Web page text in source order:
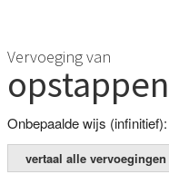
Vervoeging van
opstappen
Onbepaalde wijs (infinitief):
vertaal alle vervoegingen